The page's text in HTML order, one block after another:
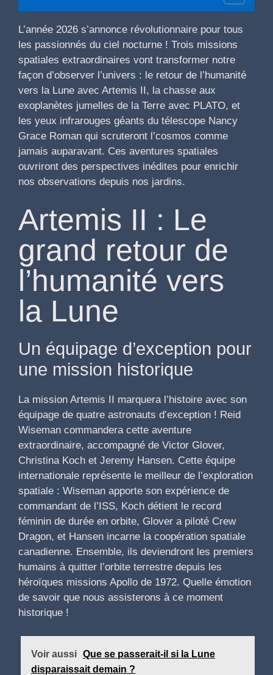
L’année 2026 s’annonce révolutionnaire pour tous
les passionnés du ciel nocturne ! Trois missions
spatiales extraordinaires vont transformer notre
façon d’observer l’univers : le retour de l’humanité
vers la Lune avec Artemis II, la chasse aux
exoplanètes jumelles de la Terre avec PLATO, et
les yeux infrarouges géants du télescope Nancy
Grace Roman qui scruteront l’cosmos comme
jamais auparavant. Ces aventures spatiales
ouvriront des perspectives inédites pour enrichir
nos observations depuis nos jardins.
Artemis II : Le
grand retour de
l’humanité vers
la Lune
Un équipage d’exception pour
une mission historique
La mission Artemis II marquera l’histoire avec son
équipage de quatre astronauts d’exception ! Reid
Wiseman commandera cette aventure
extraordinaire, accompagné de Victor Glover,
Christina Koch et Jeremy Hansen. Cette équipe
internationale représente le meilleur de l’exploration
spatiale : Wiseman apporte son expérience de
commandant de l’ISS, Koch détient le record
féminin de durée en orbite, Glover a piloté Crew
Dragon, et Hansen incarne la coopération spatiale
canadienne. Ensemble, ils deviendront les premiers
humains à quitter l’orbite terrestre depuis les
héroïques missions Apollo de 1972. Quelle émotion
de savoir que nous assisterons à ce moment
historique !
Voir aussi Que se passerait-il si la Lune
disparaissait demain ?